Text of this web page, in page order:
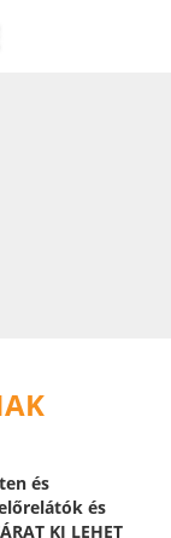
és
és
KI LEHET